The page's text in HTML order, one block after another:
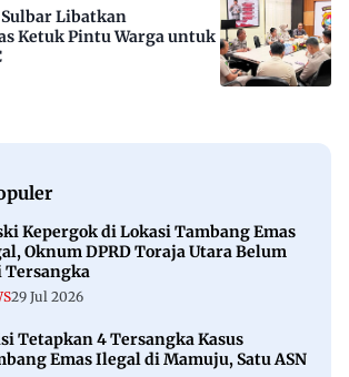
Libatkan
Ketuk Pintu Warga untuk
Kepergok di Lokasi Tambang Emas
Oknum DPRD Toraja Utara Belum
Tersangka
29 Jul 2026
Tetapkan 4 Tersangka Kasus
Emas Ilegal di Mamuju, Satu ASN